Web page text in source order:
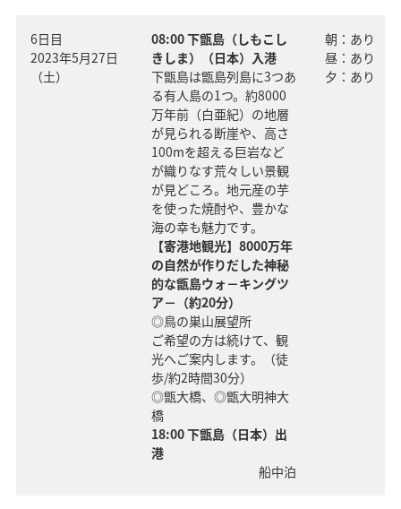
6日目
2023年5月27日
（土）
08:00 下甑島（しもこし
きしま）（日本）入港
下甑島は甑島列島に3つあ
る有人島の1つ。約8000
万年前（白亜紀）の地層
が見られる断崖や、高さ
100mを超える巨岩など
が織りなす荒々しい景観
が見どころ。地元産の芋
を使った焼酎や、豊かな
海の幸も魅力です。
【寄港地観光】8000万年
の自然が作りだした神秘
的な甑島ウォ－キングツ
ア－（約20分）
◎鳥の巣山展望所
ご希望の方は続けて、観
光へご案内します。（徒
歩/約2時間30分）
◎甑大橋、◎甑大明神大
橋
18:00 下甑島（日本）出
港
船中泊
朝：あり
昼：あり
夕：あり